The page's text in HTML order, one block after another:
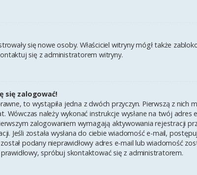
się nowe osoby. Właściciel witryny mógł także
się z administratorem witryny.
się zalogować!
to wystąpiła jedna z dwóch przyczyn. Pierwszą z nich
należy wykonać instrukcje wysłane na twój adres
zalogowaniem wymagają aktywowania rejestracji
Jeśli została wysłana do ciebie wiadomość e-mail,
podany nieprawidłowy adres e-mail lub wiadomość
spróbuj skontaktować się z administratorem.